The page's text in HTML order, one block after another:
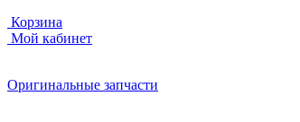
Корзина
Мой кабинет
Оригинальные запчасти